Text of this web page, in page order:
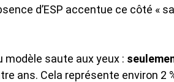
d’ESP accentue ce côté «
modèle saute aux yeux :
ans. Cela représente environ